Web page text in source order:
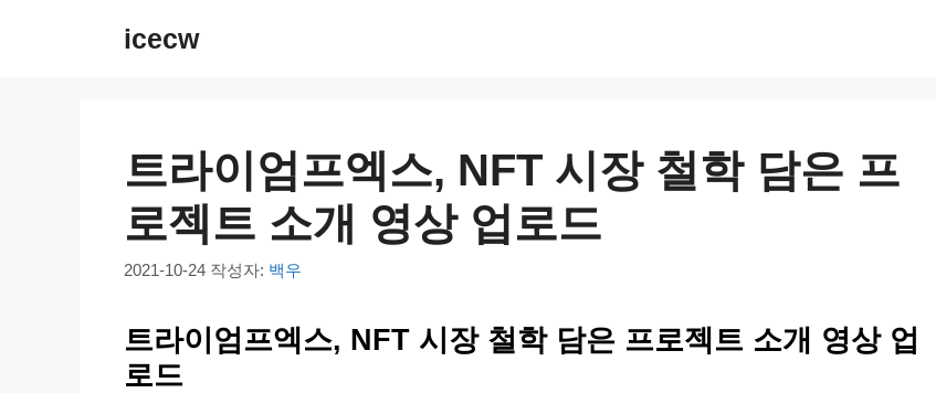
icecw
트라이엄프엑스, NFT 시장 철학 담은 프
로젝트 소개 영상 업로드
2021-10-24 작성자: 백우
트라이엄프엑스, NFT 시장 철학 담은 프로젝트 소개 영상 업
로드